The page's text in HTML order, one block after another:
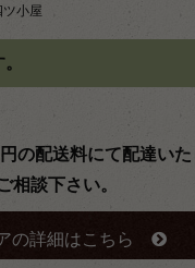
小屋
の配送料にて配達いた
相談下さい。
の詳細はこちら